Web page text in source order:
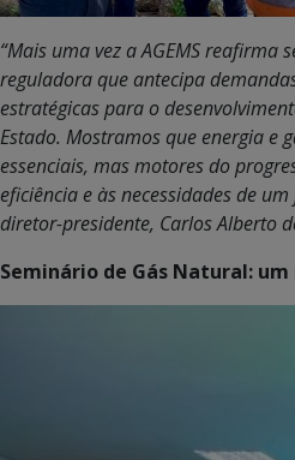
“Mais uma vez a AGEMS reafirma
reguladora que antecipa
estratégicas para o
Estado. Mostramos que energia e
essenciais, mas motores do
eficiência e às necessidades de
diretor-presidente, Carlos Alberto
Seminário de Gás Natural: